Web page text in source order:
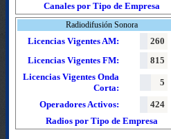
Canales por Tipo de Empresa
Radiodifusión Sonora
Licencias Vigentes AM:
260
Licencias Vigentes FM:
815
Licencias Vigentes Onda
Corta:
5
Operadores Activos:
424
Radios por Tipo de Empresa